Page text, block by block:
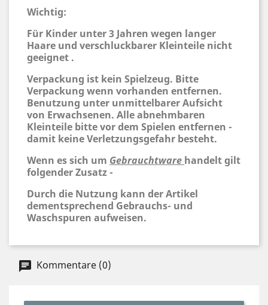
Wichtig:
Für Kinder unter 3 Jahren wegen langer
Haare und verschluckbarer Kleinteile nicht
geeignet .
Verpackung ist kein Spielzeug. Bitte
Verpackung wenn vorhanden entfernen.
Benutzung unter unmittelbarer Aufsicht
von Erwachsenen. Alle abnehmbaren
Kleinteile bitte vor dem Spielen entfernen -
damit keine Verletzungsgefahr besteht.
Wenn es sich um Gebrauchtware handelt gilt
folgender Zusatz -
Durch die Nutzung kann der Artikel
dementsprechend Gebrauchs- und
Waschspuren aufweisen.
Kommentare (0)